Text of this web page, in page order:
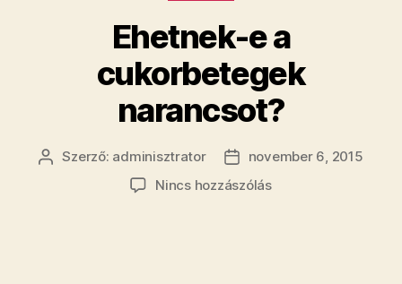
Ehetnek-e a
cukorbetegek
narancsot?
Bejegyzés
Szerző: adminisztrator
Bejegyzés
dátuma
november 6, 2015
Nincs hozzászólása(z)